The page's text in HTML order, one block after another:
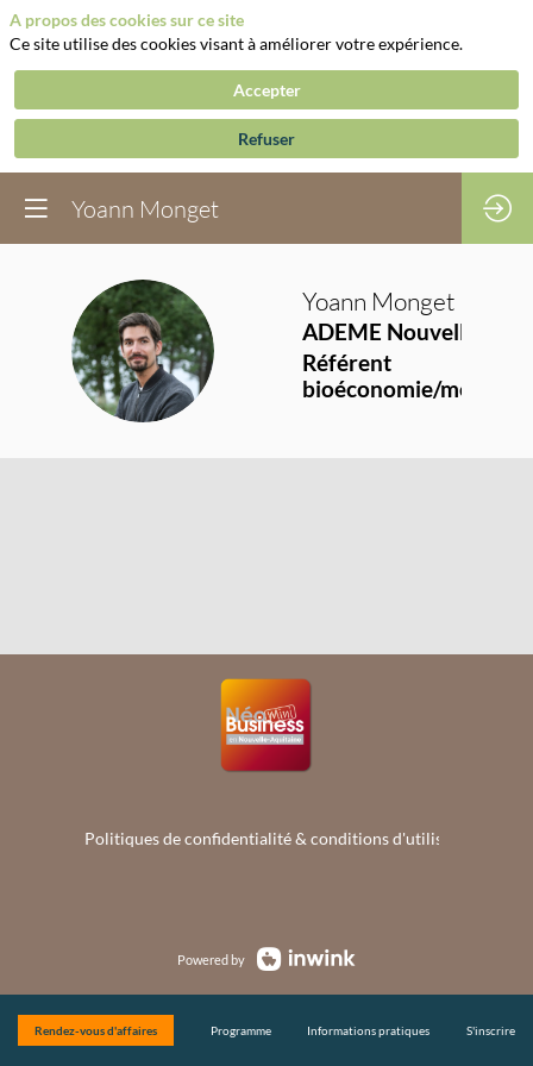
Yoann Monget
YM
Yoann Monget
ADEME Nouvelle-
Référent
bioéconomie/
Politiques de confidentialité & conditions d'utilisation de vos
Powered by
Rendez-vous d'affaires Programme Informations pratiques S'inscrire
A propos des cookies sur ce site
Ce site utilise des cookies visant à améliorer votre expérience.
Accepter
Refuser